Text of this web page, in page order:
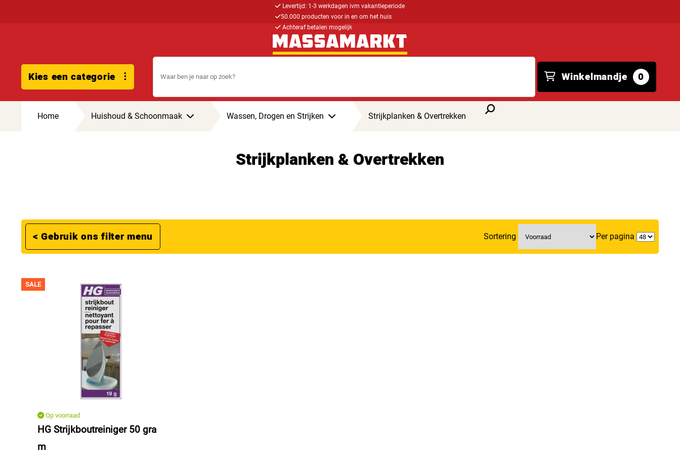
Levertijd: 1-3 werkdagen ivm vakantieperiode
50.000 producten voor in en om het huis
Achteraf betalen mogelijk
Kies een categorie Winkelmandje 0
Home Huishoud & Schoonmaak Wassen, Drogen en Strijken Strijkplanken & Overtrekken
Strijkplanken & Overtrekken
< Gebruik ons filter menu Sortering Per pagina
SALE
Op voorraad
HG Strijkboutreiniger 50 gra
m